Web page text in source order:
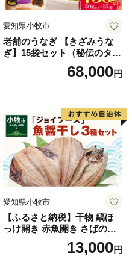
愛知県小牧市
老舗のうなぎ 【きざみうな
ぎ】15袋セット（秘伝のタレ
68,000円
愛知県小牧市
【ふるさと納税】干物 縞ほ
っけ開き 赤魚開き さばの開
き 魚醤干し 3種 セット 詰め
合わせ 魚 おかず 肉厚 おいし
13,000円